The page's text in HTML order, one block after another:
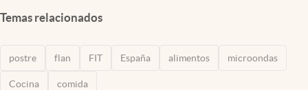
Temas relacionados
postre flan FIT España alimentos microondas
Cocina comida